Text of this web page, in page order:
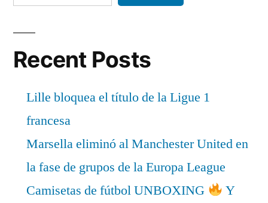
Recent Posts
Lille bloquea el título de la Ligue 1
francesa
Marsella eliminó al Manchester United en
la fase de grupos de la Europa League
Camisetas de fútbol UNBOXING
Y